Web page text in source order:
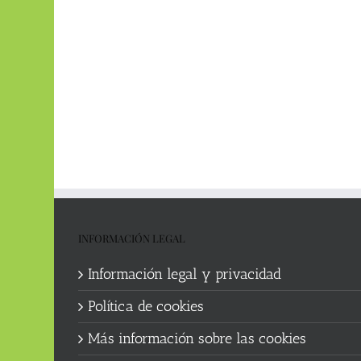
INFORMACIÓN LEGAL
Información legal y privacidad
Política de cookies
Más información sobre las cookies